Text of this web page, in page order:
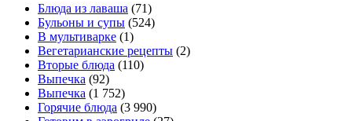
Блюда из лаваша (71)
Бульоны и супы (524)
В мультиварке (1)
Вегетарианские рецепты (2)
Вторые блюда (110)
Выпечка (92)
Выпечка (1 752)
Горячие блюда (3 990)